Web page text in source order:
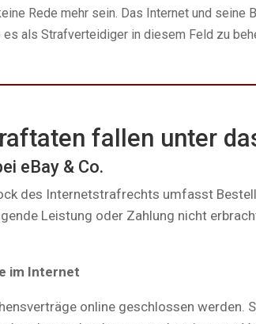
Rede mehr sein. Das Internet und
es als Strafverteidiger in diesem Feld zu
fallen unter
eBay & Co.
des Internetstrafrechts umfasst
Leistung oder Zahlung nicht
im Internet
online geschlossen